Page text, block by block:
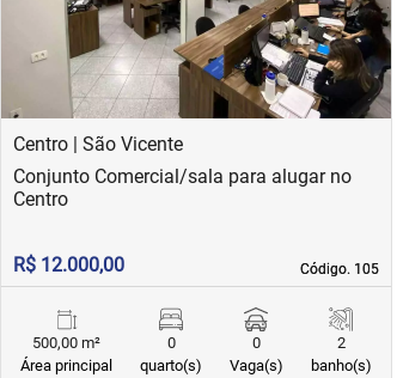
Centro | São Vicente
Código. 105
Código. 105
Conjunto Comercial/sala para alugar no
Centro
R$ 12.000,00
500,00 m²
Área principal
0
quarto(s)
0
Vaga(s)
2
banho(s)